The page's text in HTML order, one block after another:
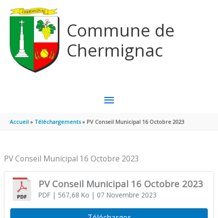
Commune de
Chermignac
MENU
PRINCIPAL
Accueil Téléchargements PV Conseil Municipal 16 Octobre 2023
PV Conseil Municipal 16 Octobre 2023
PV Conseil Municipal 16 Octobre 2023
PDF| 567,68 Ko | 07 Novembre 2023